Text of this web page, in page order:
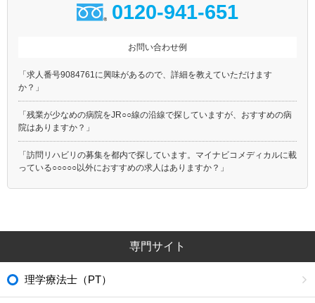
0120-941-651
お問い合わせ例
「求人番号9084761に興味があるので、詳細を教えていただけます
か？」
「残業が少なめの病院をJR○○線の沿線で探していますが、おすすめの病
院はありますか？」
「訪問リハビリの募集を都内で探しています。マイナビコメディカルに載
っている○○○○○以外におすすめの求人はありますか？」
専門サイト
理学療法士（PT）